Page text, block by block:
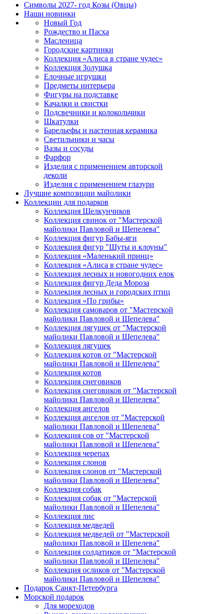
Символы 2027- год Козы (Овцы)
Наши новинки
Новый Год
Рождество и Пасха
Масленица
Городские картинки
Коллекция «Алиса в стране чудес»
Коллекция Золушка
Елочные игрушки
Предметы интерьера
Фигуры на подставке
Качалки и свистки
Подсвечники и колокольчики
Шкатулки
Барельефы и настенная керамика
Светильники и часы
Вазы и сосуды
Фарфор
Изделия с применением авторской
деколи
Изделия с применением глазури
Лучшие композиции майолики
Коллекции для подарков
Коллекция Щелкунчиков
Коллекция свинок от "Мастерской
майолики Павловой и Шепелева"
Коллекция фигур Бабы-яги
Коллекция фигур "Шуты и клоуны"
Коллекция «Маленький принц»
Коллекция «Алиса в стране чудес»
Коллекция лесных и новогодних елок
Коллекция фигур Деда Мороза
Коллекция лесных и городских птиц
Коллекция «По грибы»
Коллекция самоваров от "Мастерской
майолики Павловой и Шепелева"
Коллекция лягушек от "Мастерской
майолики Павловой и Шепелева"
Коллекция лягушек
Коллекция котов от "Мастерской
майолики Павловой и Шепелева"
Коллекция котов
Коллекция снеговиков
Коллекция снеговиков от "Мастерской
майолики Павловой и Шепелева"
Коллекция ангелов
Коллекция ангелов от "Мастерской
майолики Павловой и Шепелева"
Коллекция сов от "Мастерской
майолики Павловой и Шепелева"
Коллекция черепах
Коллекция слонов
Коллекция слонов от "Мастерской
майолики Павловой и Шепелева"
Коллекция собак
Коллекция собак от "Мастерской
майолики Павловой и Шепелева"
Коллекция лис
Коллекция медведей
Коллекция медведей от "Мастерской
майолики Павловой и Шепелева"
Коллекция солдатиков от "Мастерской
майолики Павловой и Шепелева"
Коллекция осликов от "Мастерской
майолики Павловой и Шепелева"
Подарок Санкт-Петербурга
Морской подарок
Для мореходов